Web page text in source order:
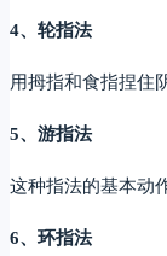
4、轮指法
用拇指和食指捏住
5、游指法
这种指法的基本动
6、环指法